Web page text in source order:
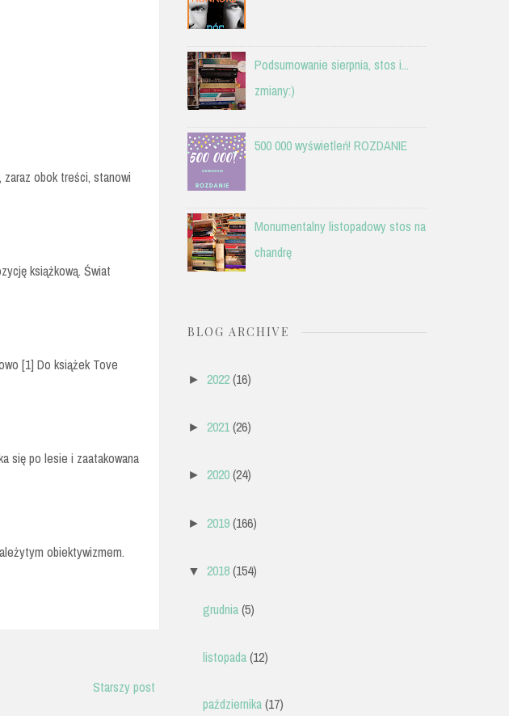
obok treści, stanowi
książkową. Świat
[1] Do książek Tove
się po lesie i zaatakowana
obiektywizmem.
Starszy post
Podsumowanie sierpnia, stos i...
zmiany:)
500 000 wyświetleń! ROZDANIE
Monumentalny listopadowy stos na
chandrę
BLOG ARCHIVE
► 2022 (16)
► 2021 (26)
► 2020 (24)
► 2019 (166)
▼ 2018 (154)
grudnia(5)
listopada(12)
października(17)